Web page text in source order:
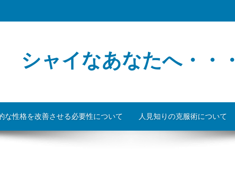
シャイなあなたへ・・・
な性格を改善させる必要性について 人見知りの克服術について